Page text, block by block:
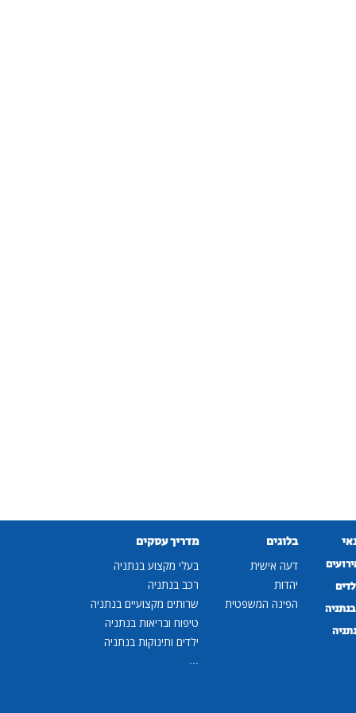
בלוגים
דעה אישית
יהדות
הפינה המשפטית
מדריך עסקים
בעלי מקצוע בנתניה
רכב בנתניה
שרותים מקצועיים בנתניה
טיפוח ובריאות בנתניה
ילדים ותינוקות בנתניה